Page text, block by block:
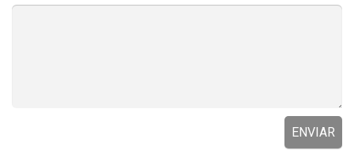
ENVIAR